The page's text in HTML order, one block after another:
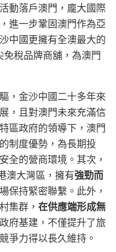
動落戶澳門，龐大國際
進一步鞏固澳門作為亞
中國更擁有全澳最大的
免稅品牌商舖，為澳門
，金沙中國二十多年來
，且對澳門未來充滿信
區政府的領導下，澳門
制度優勢，為長期投
全的營商環境。其次，
澳大灣區，擁有強勁而
保持緊密聯繫。此外，
集群， 在供應端形成無
府基建，不僅提升了旅
爭力得以長久維持。